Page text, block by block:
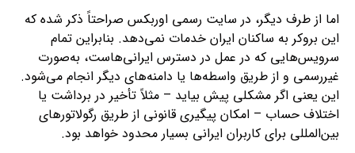
اما از طرف دیگر، در سایت رسمی اوربکس صراحتاً ذکر شده که
این بروکر به ساکنان ایران خدمات نمی‌دهد. بنابراین تمام
سرویس‌هایی که در عمل در دسترس ایرانی‌هاست، به‌صورت
غیررسمی و از طریق واسطه‌ها یا دامنه‌های دیگر انجام می‌شود.
این یعنی اگر مشکلی پیش بیاید – مثلاً تأخیر در برداشت یا
اختلاف حساب – امکان پیگیری قانونی از طریق رگولاتورهای
بین‌المللی برای کاربران ایرانی بسیار محدود خواهد بود.